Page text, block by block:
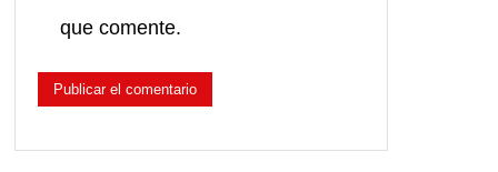
que comente.